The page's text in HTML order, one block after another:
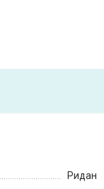
Ридан